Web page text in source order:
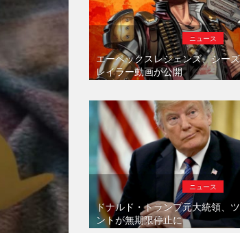
ニュース
エーペックスレジェンズ、シー
レイラー動画が公開
ニュース
ドナルド・トランプ元大統領、
ントが無期限停止に